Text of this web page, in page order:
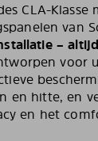
CLA-
van
–
voor
en hitte, en
en het